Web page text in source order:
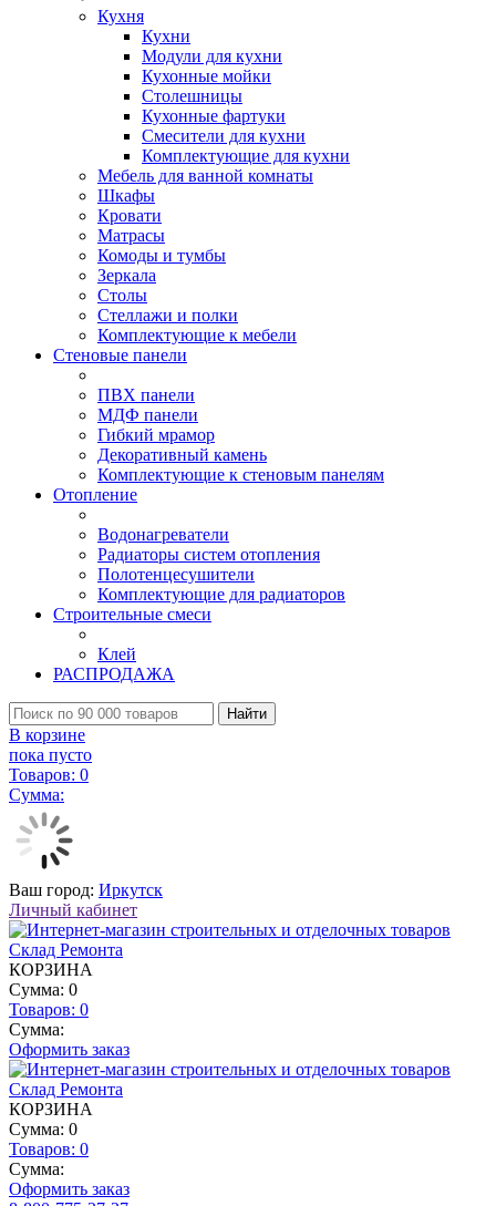
Кухня
Кухни
Модули для кухни
Кухонные мойки
Столешницы
Кухонные фартуки
Смесители для кухни
Комплектующие для кухни
Мебель для ванной комнаты
Шкафы
Кровати
Матрасы
Комоды и тумбы
Зеркала
Столы
Стеллажи и полки
Комплектующие к мебели
Стеновые панели
ПВХ панели
МДФ панели
Гибкий мрамор
Декоративный камень
Комплектующие к стеновым панелям
Отопление
Водонагреватели
Радиаторы систем отопления
Полотенцесушители
Комплектующие для радиаторов
Строительные смеси
Клей
РАСПРОДАЖА
Найти
В корзине
пока пусто
Товаров: 0
Сумма:
Ваш город: Иркутск
Личный кабинет
КОРЗИНА
Сумма: 0
Товаров: 0
Сумма:
Оформить заказ
КОРЗИНА
Сумма: 0
Товаров: 0
Сумма:
Оформить заказ